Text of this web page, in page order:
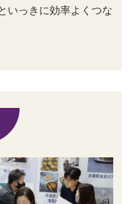
いっきに効率よくつな